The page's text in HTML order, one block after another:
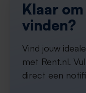
Klaar
vinden?
Vind jouw
met Rent.nl.
direct een